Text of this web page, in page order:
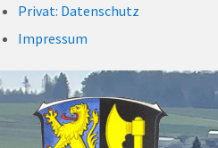
Privat: Datenschutz
Impressum
Skip
to
content
Skip
to
sidebar
Skip
to
sidebar
Skip
to
footer